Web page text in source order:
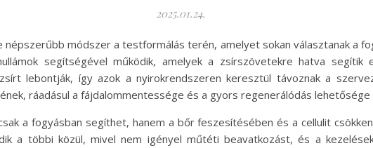
2025.01.24.
módszer a testformálás terén, amelyet sokan választanak a
segítségével működik, amelyek a zsírszövetekre hatva
lebontják, így azok a nyirokrendszeren keresztül távoznak a
ráadásul a fájdalommentessége és a gyors regenerálódás
a fogyásban segíthet, hanem a bőr feszesítésében és a cellulit
a többi közül, mivel nem igényel műtéti beavatkozást, és a